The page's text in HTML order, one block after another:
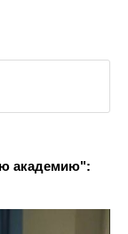
академию":